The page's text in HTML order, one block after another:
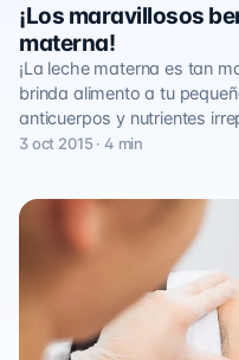
¡Los maravillosos
materna!
¡La leche materna es tan
brinda alimento a tu
anticuerpos y nutrientes
3 oct 2015 · 4 min